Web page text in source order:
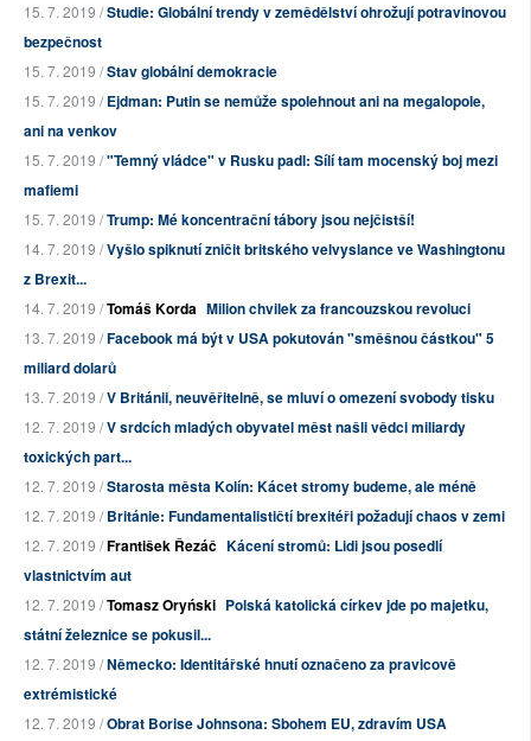
15. 7. 2019 /Studie: Globální trendy v zemědělství ohrožují potravinovou
bezpečnost
15. 7. 2019 /Stav globální demokracie
15. 7. 2019 /Ejdman: Putin se nemůže spolehnout ani na megalopole,
ani na venkov
15. 7. 2019 /"Temný vládce" v Rusku padl: Sílí tam mocenský boj mezi
mafiemi
15. 7. 2019 /Trump: Mé koncentrační tábory jsou nejčistší!
14. 7. 2019 /Vyšlo spiknutí zničit britského velvyslance ve Washingtonu
z Brexit...
14. 7. 2019 /Tomáš Korda Milion chvilek za francouzskou revoluci
13. 7. 2019 /Facebook má být v USA pokutován "směšnou částkou" 5
miliard dolarů
13. 7. 2019 /V Británii, neuvěřitelně, se mluví o omezení svobody tisku
12. 7. 2019 /V srdcích mladých obyvatel měst našli vědci miliardy
toxických part...
12. 7. 2019 /Starosta města Kolín: Kácet stromy budeme, ale méně
12. 7. 2019 /Británie: Fundamentalističtí brexitéři požadují chaos v zemi
12. 7. 2019 /František Řezáč Kácení stromů: Lidi jsou posedlí
vlastnictvím aut
12. 7. 2019 /Tomasz Oryński Polská katolická církev jde po majetku,
státní železnice se pokusil...
12. 7. 2019 /Německo: Identitářské hnutí označeno za pravicově
extrémistické
12. 7. 2019 /Obrat Borise Johnsona: Sbohem EU, zdravím USA